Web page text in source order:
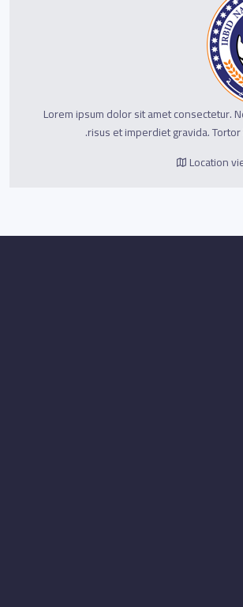
Lorem ipsum dolor sit amet consectetur.
risus et imperdiet gravida.
Location